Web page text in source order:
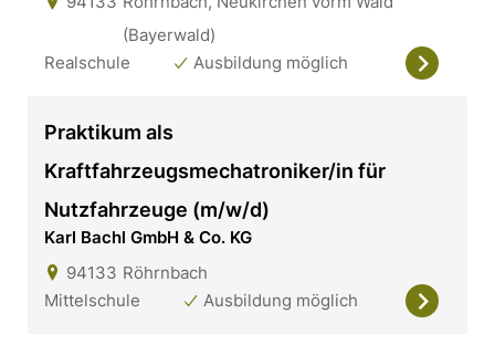
(Bayerwald)
Realschule
Ausbildung möglich
Praktikum als
Kraftfahrzeugsmechatroniker/in für
Nutzfahrzeuge (m/w/d)
Karl Bachl GmbH & Co. KG
94133 Röhrnbach
Mittelschule
Ausbildung möglich